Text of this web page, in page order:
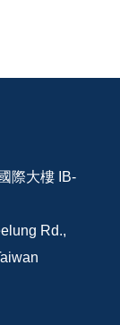
際大樓 IB-
Rd.,